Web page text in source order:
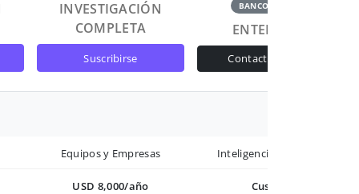
INVESTIGACIÓN
COMPLETA
suscribirse
BANCOS Y GOB
ENTERPRISE
contactar ventas
Equipos y Empresas Inteligencia avanzada
USD 8,000/año Custom